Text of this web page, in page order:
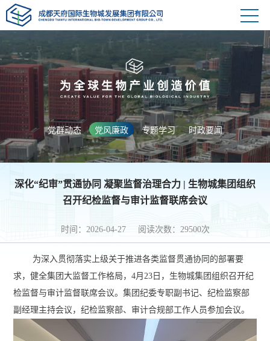
党群动态 党风廉政 专题学习 时政要闻
深化“纪审”贯通协同 凝聚监督治理合力 | 生物城集团组织
召开纪检监督与审计监督联席会议
时间：2026-04-27 阅读次数：29500次
为深入贯彻落实上级关于推进各类监督贯通协同的部署要
求，健全集团大监督工作格局，4月23日，生物城集团组织召开纪
检监督与审计监督联席会议。集团纪委专职副书记、纪检监察部
副经理主持会议，纪检监察部、审计合规部工作人员参加会议。